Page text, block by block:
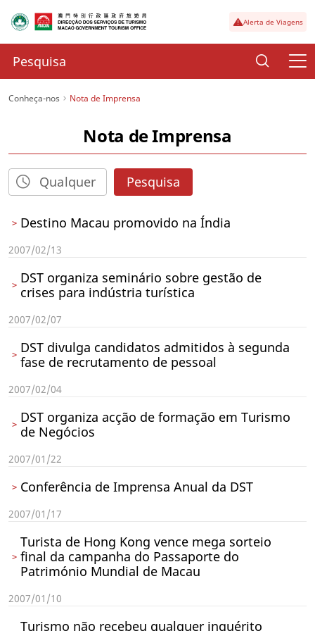
Alerta de Viagens
Conheça-nos Nota de Imprensa
Nota de Imprensa
Pesquisa
Destino Macau promovido na Índia
2007/02/13
DST organiza seminário sobre gestão de
crises para indústria turística
2007/02/07
DST divulga candidatos admitidos à segunda
fase de recrutamento de pessoal
2007/02/04
DST organiza acção de formação em Turismo
de Negócios
2007/01/22
Conferência de Imprensa Anual da DST
2007/01/17
Turista de Hong Kong vence mega sorteio
final da campanha do Passaporte do
Património Mundial de Macau
2007/01/10
Turismo não recebeu qualquer inquérito